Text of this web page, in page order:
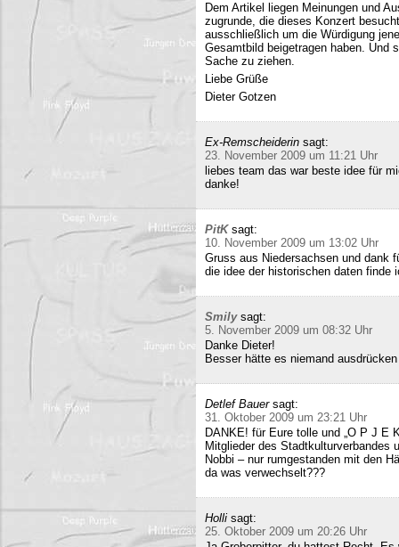
Dem Artikel liegen Meinungen und
zugrunde, die dieses Konzert
ausschließlich um die Würdigung
Gesamtbild beigetragen haben. Und
Sache zu ziehen.
Liebe Grüße
Dieter Gotzen
Ex-Remscheiderin sagt:
23. November 2009 um 11:21 Uhr
liebes team das war beste idee für
danke!
PitK sagt:
10. November 2009 um 13:02 Uhr
Gruss aus Niedersachsen und dank
die idee der historischen daten finde
Smily sagt:
5. November 2009 um 08:32 Uhr
Danke Dieter!
Besser hätte es niemand
Detlef Bauer sagt:
31. Oktober 2009 um 23:21 Uhr
DANKE! für Eure tolle und „O P J E
Mitglieder des Stadtkulturverbandes
Nobbi – nur rumgestanden mit den
da was verwechselt???
Holli sagt:
25. Oktober 2009 um 20:26 Uhr